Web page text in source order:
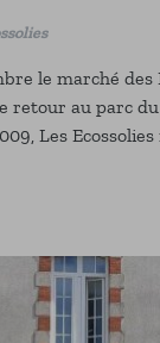
le marché des
retour au parc
Les
sociale et